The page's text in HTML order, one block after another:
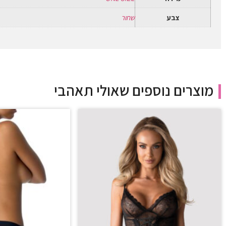
צבע
שחור
מוצרים נוספים שאולי תאהבי